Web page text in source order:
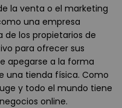
la venta o el marketing
una empresa
los propietarios de
para ofrecer sus
apegarse a la forma
una tienda física. Como
y todo el mundo tiene
online.